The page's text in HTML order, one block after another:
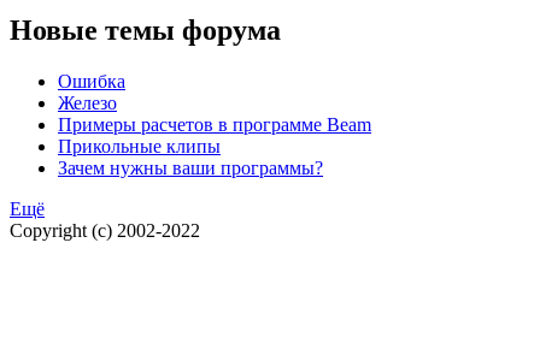
Новые темы форума
Ошибка
Железо
Примеры расчетов в программе Beam
Прикольные клипы
Зачем нужны ваши программы?
Ещё
Copyright (c) 2002-2022